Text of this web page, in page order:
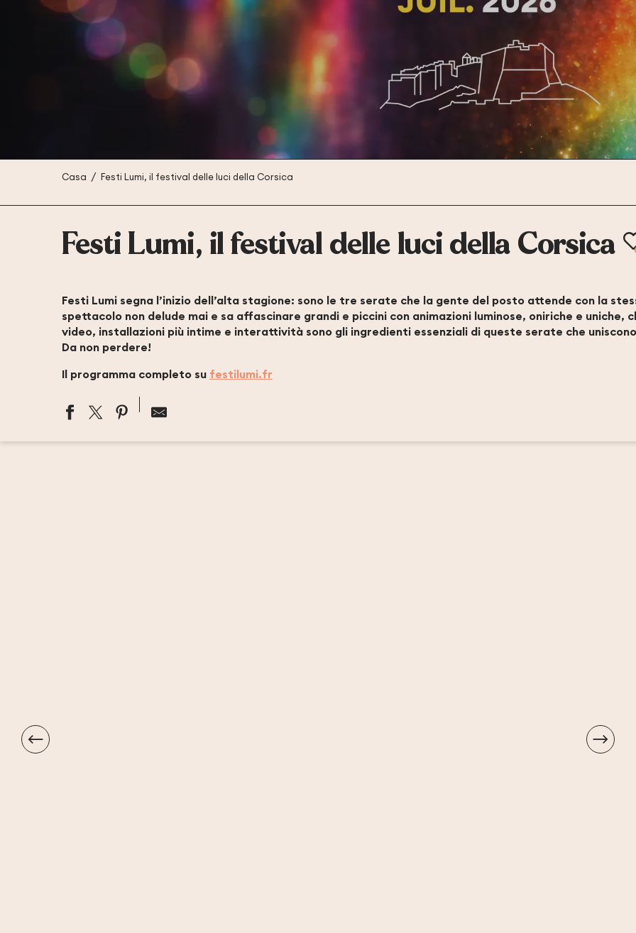
Casa Festi Lumi, il festival delle luci della Corsica
Festi Lumi, il festival delle luci della Corsica
Festi Lumi segna l’inizio dell’alta stagione: sono le tre serate che la gente del posto attende con la
spettacolo non delude mai e sa affascinare grandi e piccini con animazioni luminose, oniriche e uniche,
video, installazioni più intime e interattività sono gli ingredienti essenziali di queste serate che
Da non perdere!
Il programma completo su festilumi.fr